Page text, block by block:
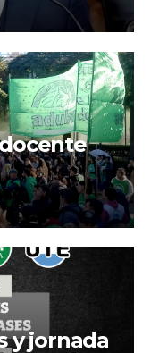
y jornada